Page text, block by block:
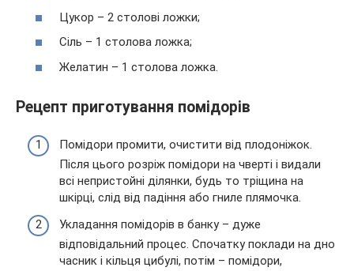
Цукор – 2 столові ложки;
Сіль – 1 столова ложка;
Желатин – 1 столова ложка.
Рецепт приготування помідорів
Помідори промити, очистити від плодоніжок.
Після цього розріж помідори на чверті і видали
всі непристойні ділянки, будь то тріщина на
шкірці, слід від падіння або гниле плямочка.
Укладання помідорів в банку – дуже
відповідальний процес. Спочатку поклади на дно
часник і кільця цибулі, потім – помідори,